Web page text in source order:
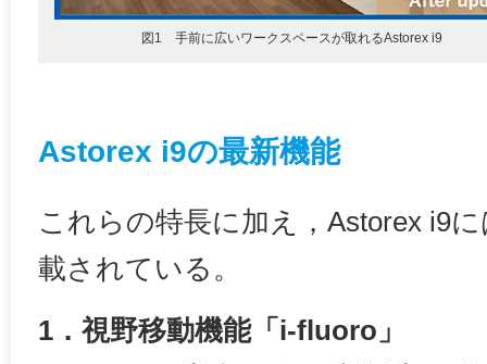
図1 手前に広いワークスペースが取れるAstorex i9
Astorex i9の最新機能
これらの特長に加え，Astorex i9
載されている。
1．視野移動機能「i-fluoro」